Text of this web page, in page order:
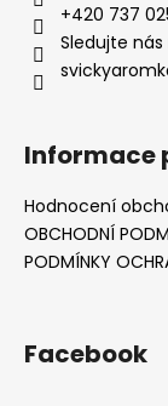
+420 737
Sledujte nás
Informace
Hodnocení
OBCHODNÍ
PODMÍNKY
Facebook